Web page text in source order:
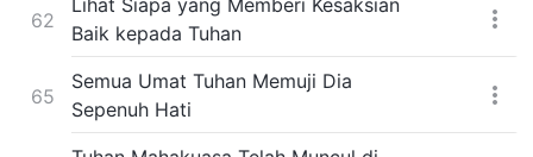
62
Baik kepada Tuhan
65
Semua Umat Tuhan Memuji Dia
Sepenuh Hati